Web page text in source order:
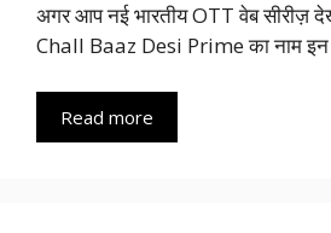
अगर आप नई भारतीय OTT वेब सीरीज़
Chall Baaz Desi Prime का नाम इन
Read more